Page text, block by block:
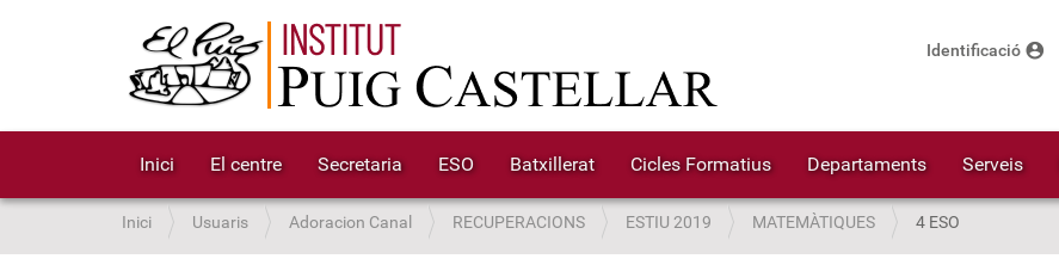
Identificació account_circle
Inici El centre Secretaria ESO Batxillerat Cicles Formatius Departaments Serveis
S
o
Inici Usuaris Adoracion Canal RECUPERACIONS ESTIU 2019 MATEMÀTIQUES 4 ESO